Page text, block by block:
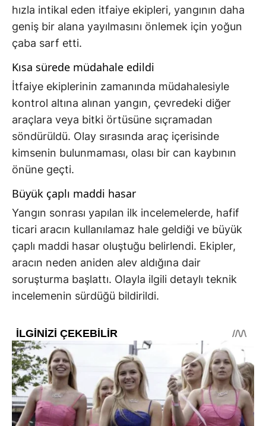
hızla intikal eden itfaiye ekipleri, yangının daha
geniş bir alana yayılmasını önlemek için yoğun
çaba sarf etti.
Kısa sürede müdahale edildi
İtfaiye ekiplerinin zamanında müdahalesiyle
kontrol altına alınan yangın, çevredeki diğer
araçlara veya bitki örtüsüne sıçramadan
söndürüldü. Olay sırasında araç içerisinde
kimsenin bulunmaması, olası bir can kaybının
önüne geçti.
Büyük çaplı maddi hasar
Yangın sonrası yapılan ilk incelemelerde, hafif
ticari aracın kullanılamaz hale geldiği ve büyük
çaplı maddi hasar oluştuğu belirlendi. Ekipler,
aracın neden aniden alev aldığına dair
soruşturma başlattı. Olayla ilgili detaylı teknik
incelemenin sürdüğü bildirildi.